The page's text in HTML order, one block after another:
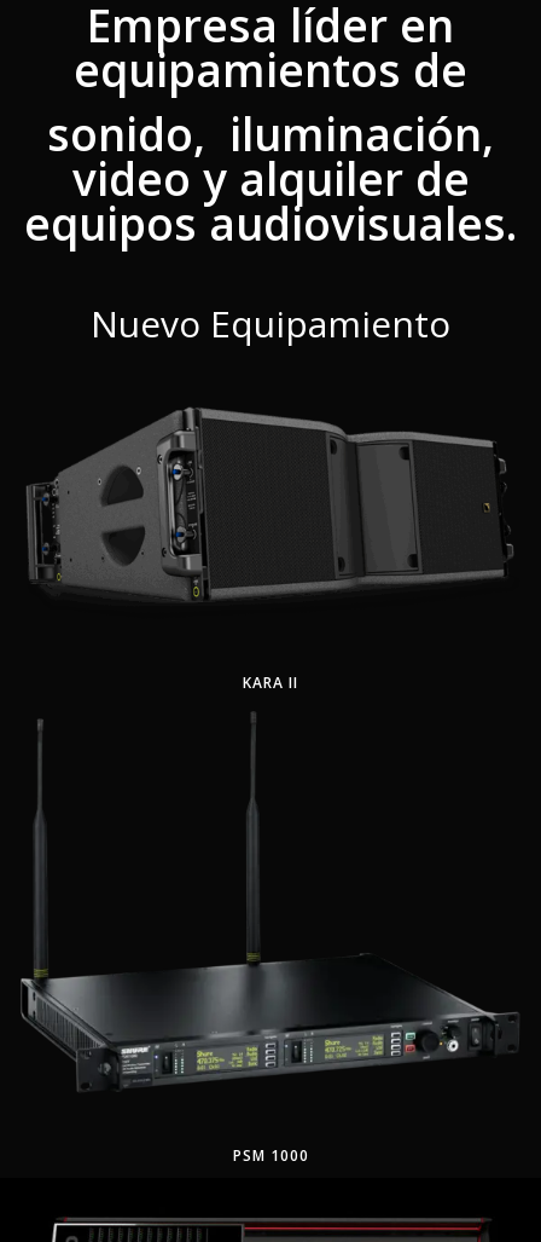
Empresa líder en
equipamientos de
sonido, iluminación,
video y alquiler de
equipos audiovisuales.
Nuevo Equipamiento
KARA II
PSM 1000